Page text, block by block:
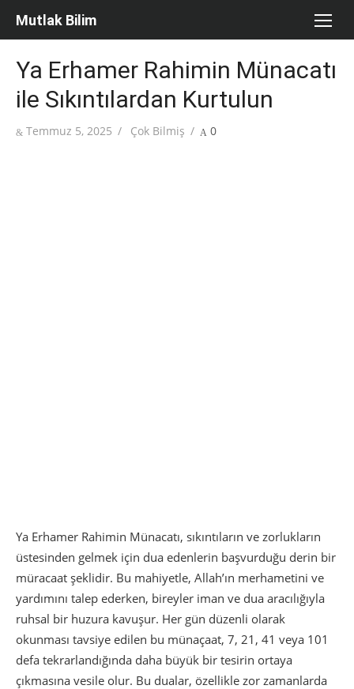
Mutlak Bilim
Ya Erhamer Rahimin Münacatı
ile Sıkıntılardan Kurtulun
Posted
Temmuz 5, 2025 Author
Çok Bilmiş 0
Ya Erhamer Rahimin Münacatı, sıkıntıların ve zorlukların
üstesinden gelmek için dua edenlerin başvurduğu derin bir
müracaat şeklidir. Bu mahiyetle, Allah’ın merhametini ve
yardımını talep ederken, bireyler iman ve dua aracılığıyla
ruhsal bir huzura kavuşur. Her gün düzenli olarak
okunması tavsiye edilen bu münaçaat, 7, 21, 41 veya 101
defa tekrarlandığında daha büyük bir tesirin ortaya
çıkmasına vesile olur. Bu dualar, özellikle zor zamanlarda